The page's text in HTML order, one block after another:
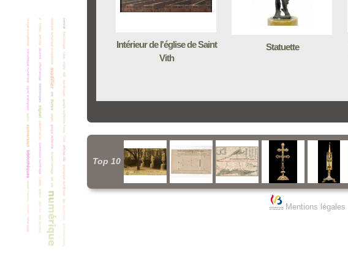
Intérieur de l'église de Saint
Vith
Statuette
Top 10
Mentions légales